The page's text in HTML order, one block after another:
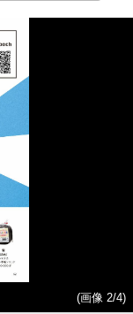
(画像 2/4)